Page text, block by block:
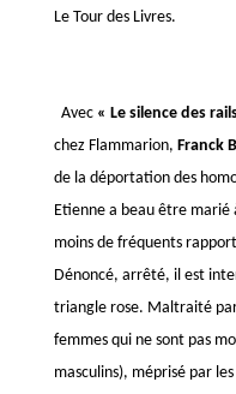
Le Tour des Livres.
Avec « Le silence des
chez Flammarion, Franck
de la déportation des
Etienne a beau être
moins de fréquents
Dénoncé, arrêté, il est
triangle rose. Maltraité
femmes qui ne sont pas
masculins), méprisé par